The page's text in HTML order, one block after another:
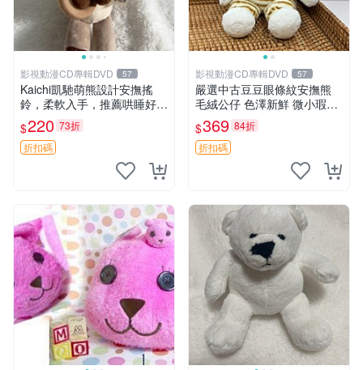
影視動漫CD專輯DVD 57
Kaichi凱馳萌熊設計安撫搖
鈴，柔軟入手，推薦哄睡好選
擇 熊公仔 安撫玩具 喂食環
$220 73折
折扣碼
影視動漫CD專輯DVD 57
嚴選中古豆豆眼條紋安撫熊
毛絨公仔 色澤新鮮 微小瑕疵
可收藏 中古 安撫熊 條紋公仔
$369 84折
折扣碼